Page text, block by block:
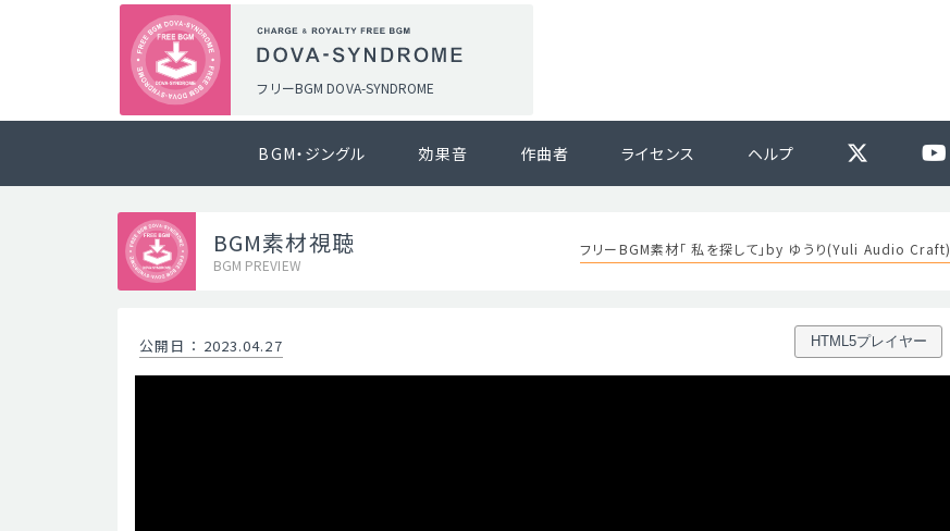
フリーBGM DOVA-SYNDROME
BGM・ジングル 効果音 作曲者 ライセンス ヘルプ
BGM素材視聴
BGM PREVIEW
フリーBGM素材「 私を探して」by ゆうり(Yuli Audio Craft)
公開日 ： 2023.04.27 HTML5プレイヤー